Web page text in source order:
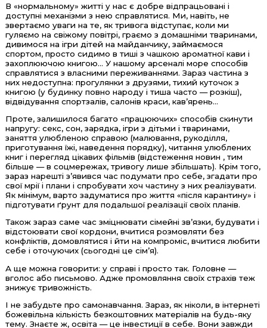
В «нормальному» житті у нас є добре відпрацьовані і
доступні механізми з нею справлятися. Ми, навіть, не
звертаємо уваги на те, як тривога відступає, коли ми
гуляємо на свіжому повітрі, граємо з домашніми тваринами,
дивимося на ігри дітей на майданчику, займаємося
спортом, просто сидимо в тиші з чашкою ароматної кави і
захоплюючою книгою... У нашому арсеналі море способів
справлятися з власними переживаннями. Зараз частина з
них недоступна: прогулянки з друзями, тихий куточок з
книгою (у будинку повно народу і тиша часто — розкіш),
відвідування спортзалів, салонів краси, кав’ярень...
Проте, залишилося багато «працюючих» способів скинути
напругу: секс, сон, зарядка, ігри з дітьми і тваринами,
заняття улюбленою справою (малювання, рукоділля,
приготування їжі, наведення порядку), читання улюблених
книг і перегляд цікавих фільмів (відстеження новин , тим
більше — в соцмережах, тривогу лише збільшать). Крім того,
зараз нарешті з’явився час подумати про себе, згадати про
свої мрії і плани і спробувати хоч частину з них реалізувати.
Як мінімум, варто задуматися про життя «після карантину» і
підготувати ґрунт для подальшої реалізації своїх планів.
Також зараз саме час зміцнювати сімейні зв’язки, будувати і
відстоювати свої кордони, вчитися розмовляти без
конфліктів, домовлятися і йти на компроміс, вчитися любити
себе і оточуючих (сьогодні це сім’я).
А ще можна говорити: у справі і просто так. Головне —
вголос або письмово. Адже промовляння своїх страхів теж
знижує тривожність.
І не забудьте про самонавчання. Зараз, як ніколи, в інтернеті
божевільна кількість безкоштовних матеріалів на будь-яку
тему. Знаєте ж, освіта — це інвестиції в себе. Вони завжди